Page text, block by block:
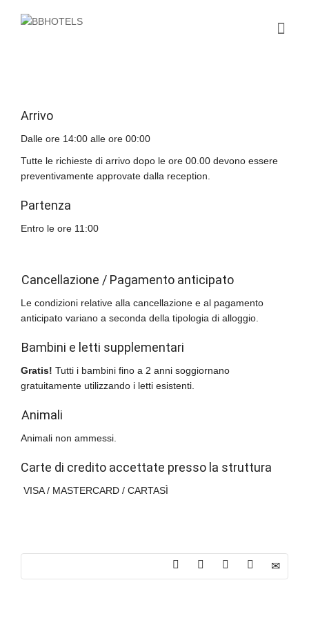
Arrivo
Dalle ore 14:00 alle ore 00:00
Tutte le richieste di arrivo dopo le ore 00.00 devono essere
preventivamente approvate dalla reception.
Partenza
Entro le ore 11:00
Cancellazione / Pagamento anticipato
Le condizioni relative alla cancellazione e al pagamento
anticipato variano a seconda della tipologia di alloggio.
Bambini e letti supplementari
Gratis! Tutti i bambini fino a 2 anni soggiornano
gratuitamente utilizzando i letti esistenti.
Animali
Animali non ammessi.
Carte di credito accettate presso la struttura
VISA / MASTERCARD / CARTASÌ